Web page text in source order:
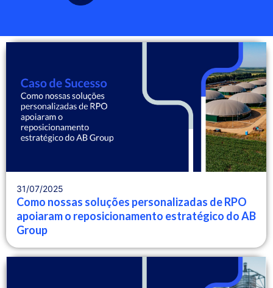
31/07/2025
Como nossas soluções personalizadas de RPO
apoiaram o reposicionamento estratégico do AB
Group